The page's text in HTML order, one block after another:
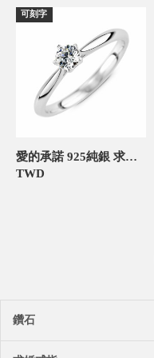
可刻字
愛的承諾 925純銀 求婚訂婚戒
TWD
鑽石